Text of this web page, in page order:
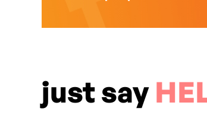
just say